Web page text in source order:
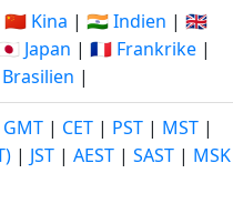
🇨🇳 Kina | 🇮🇳 Indien | 🇬🇧
🇯🇵 Japan | 🇫🇷 Frankrike |
|
GMT | CET | PST | MST |
| JST | AEST | SAST | MSK